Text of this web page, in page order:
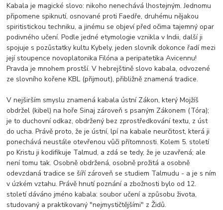
Kabala je magické slovo: nikoho nenechává lhostejným. Jednomu
připomene spiknutí, osnované proti Faedře, druhému nějakou
spiritistickou techniku, a jinému se objeví před očima tajemný opar
podivného učení. Podle jedné etymologie vznikla v Indii, další ji
spojuje s pozůstatky kultu Kybely, jeden slovník dokonce řadí mezi
její stoupence novoplatonika Filóna a peripatetika Avicennu!
Pravda je mnohem prostší. V hebrejštině slovo kabala, odvozené
ze slovního kořene KBL (přijmout), přibližně znamená tradice.
V nejširším smyslu znamená kabala ústní Zákon, který Mojžíš
obdržel (kibel) na hoře Sinaj zároveň s psaným Zákonem (Tóra);
je to duchovní odkaz, obdržený bez zprostředkování textu, z úst
do ucha. Právě proto, že je ústní, lpí na kabale neurčitost, která ji
ponechává neustále otevřenou vůči přítomnosti. Kolem 5. století
po Kristu ji kodifikuje Talmud, a zdá se tedy, že je uzavřená; ale
není tomu tak. Osobně obdržená, osobně prožitá a osobně
odevzdaná tradice se šíří zároveň se studiem Talmudu - a je s ním
v úzkém vztahu. Právě hnutí poznání a zbožnosti bylo od 12.
století dáváno jméno kabala: soubor učení a způsobu života,
studovaný a praktikovaný "nejmystičtějšími" z Židů.